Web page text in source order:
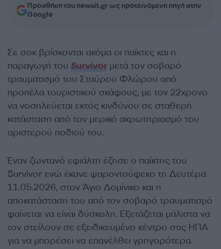
Προσθήκη του newsit.gr ως προτεινόμενη πηγή στην
Google
Σε σοκ βρίσκονται ακόμα οι παίκτες και η
παραγωγή του Survivor μετά τον σοβαρό
τραυματισμό του Σταύρου Φλώρου από
προπέλα τουριστικού σκάφους, με τον 22χρονο
να νοσηλεύεται εκτός κινδύνου σε σταθερή
κατάσταση από τον μερικό ακρωτηριασμό του
αριστερού ποδιού του.
Έναν ζωντανό εφιάλτη έζησε ο παίκτης του
Survivor ενώ έκανε ψαροντούφεκο τη Δευτέρα
11.05.2026, στον Άγιο Δομίνικο και η
αποκατάσταση του από τον σοβαρό τραυματισμό
φαίνεται να είναι δύσκολη. Εξετάζεται μάλιστα να
τον στείλουν σε εξειδικευμένο κέντρο στις ΗΠΑ
για να μπορέσει να επανέλθει γρηγορότερα.